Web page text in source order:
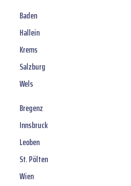
Baden
Hallein
Krems
Salzburg
Wels
Bregenz
Innsbruck
Leoben
St. Pölten
Wien